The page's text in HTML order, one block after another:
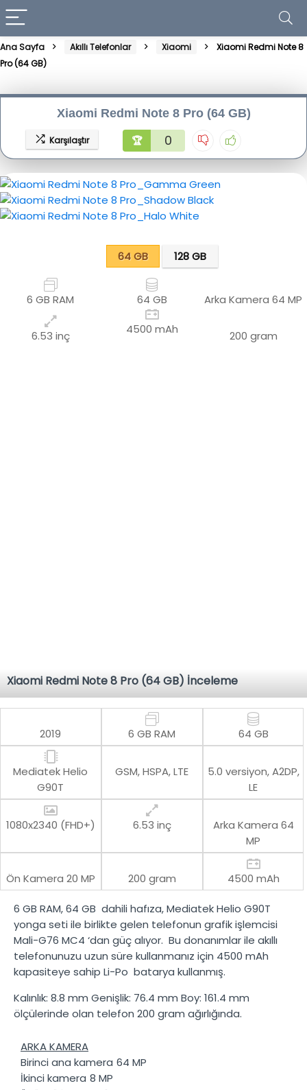
Ana Sayfa Akıllı Telefonlar Xiaomi
Xiaomi Redmi Note 8
Pro (64 GB)
Xiaomi Redmi Note 8 Pro (64 GB)
Karşılaştır 🏆 0
64 GB 128 GB
6 GB RAM 64 GB Arka Kamera64 MP
6.53 inç 4500 mAh 200 gram
Xiaomi Redmi Note 8 Pro (64 GB) İnceleme
2019 6 GB RAM 64 GB
Mediatek Helio
G90T
GSM, HSPA, LTE
5.0 versiyon, A2DP,
LE
1080x2340 (FHD+) 6.53 inç Arka Kamera 64
MP
Ön Kamera 20 MP 200 gram 4500 mAh
6 GB RAM,64 GB dahili hafıza,Mediatek Helio G90T
yonga seti ile birlikte gelen telefonun grafik işlemcisi
Mali-G76 MC4 ‘dan güç alıyor. Bu donanımlar ile akıllı
telefonunuzu uzun süre kullanmanız için 4500 mAh
kapasiteye sahip Li-Po batarya kullanmış.
Kalınlık: 8.8 mm Genişlik: 76.4 mm Boy: 161.4 mm
ölçülerinde olan telefon 200 gram ağırlığında.
ARKA KAMERA
Birinci ana kamera 64 MP
İkinci kamera 8 MP